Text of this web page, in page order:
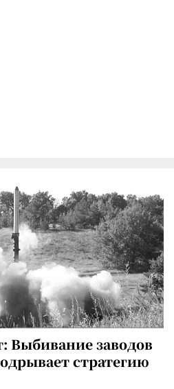
Выбивание заводов
стратегию